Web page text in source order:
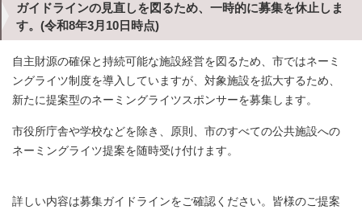
ガイドラインの見直しを図るため、一時的に募集を休止しま
す。(令和8年3月10日時点)
自主財源の確保と持続可能な施設経営を図るため、市ではネーミ
ングライツ制度を導入していますが、対象施設を拡大するため、
新たに提案型のネーミングライツスポンサーを募集します。
市役所庁舎や学校などを除き、原則、市のすべての公共施設への
ネーミングライツ提案を随時受け付けます。
詳しい内容は募集ガイドラインをご確認ください。皆様のご提案